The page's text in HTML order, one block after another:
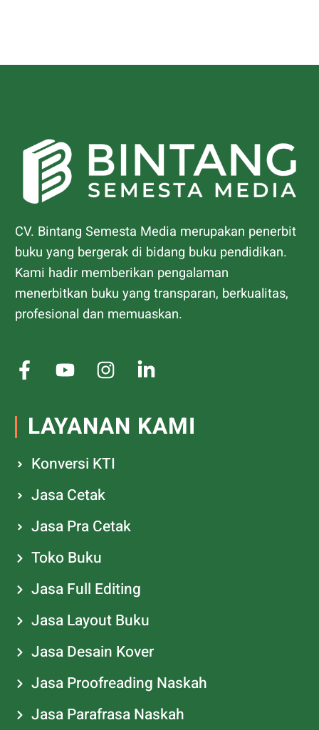
CV. Bintang Semesta Media merupakan penerbit
buku yang bergerak di bidang buku pendidikan.
Kami hadir memberikan pengalaman
menerbitkan buku yang transparan, berkualitas,
profesional dan memuaskan.
LAYANAN KAMI
Konversi KTI
Jasa Cetak
Jasa Pra Cetak
Toko Buku
Jasa Full Editing
Jasa Layout Buku
Jasa Desain Kover
Jasa Proofreading Naskah
Jasa Parafrasa Naskah